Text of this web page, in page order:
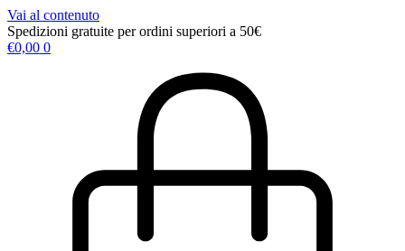
Vai al contenuto
Spedizioni gratuite per ordini superiori a 50€
€0,00 0